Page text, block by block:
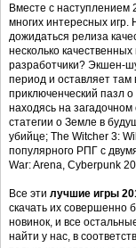
Вместе с наступлением
многих интересных игр.
дожидаться релиза
несколько
разработчики? Экшен-
период и оставляет
приключенческий пазл
находясь на
статегии о Земле в
убийце; The Witcher 3:
популярного РПГ с
War: Arena, Cyberpunk
Все эти лучшие игры
скачать их совершенно
новинок, и все
найти у нас, в